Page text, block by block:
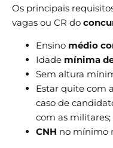
Os principais
vagas ou CR do
Ensino médio
Idade mínima
Sem altura
Estar quite com
caso de
com as militares;
CNH no mínimo